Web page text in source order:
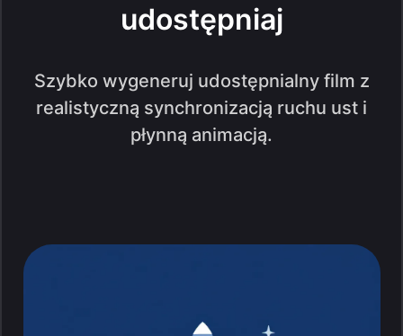
udostępniaj
Szybko wygeneruj udostępnialny film z
realistyczną synchronizacją ruchu ust i
płynną animacją.